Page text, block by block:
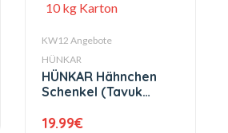
KW12 Angebote
HÜNKAR
HÜNKAR Hähnchen
Schenkel (Tavuk
19.99€